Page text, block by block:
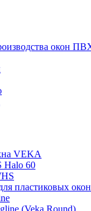
окон
VEKA
Halo 60
пластиковых
(Veka Round)